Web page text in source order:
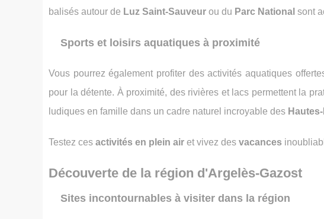
balisés autour de Luz Saint-Sauveur ou du Parc National sont
Sports et loisirs aquatiques à proximité
Vous pourrez également profiter des activités aquatiques
pour la détente. À proximité, des rivières et lacs permettent la
ludiques en famille dans un cadre naturel incroyable des
Testez ces activités en plein air et vivez des vacances
Découverte de la région d'Argelès-Gazost
Sites incontournables à visiter dans la région